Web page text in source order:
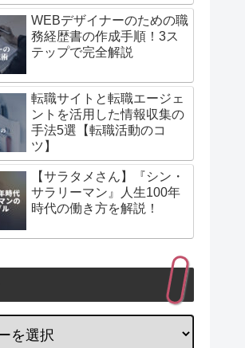
WEBデザイナーのための職
務経歴書の作成手順！3ス
テップで完全解説
転職サイトと転職エージェ
ントを活用した情報収集の
手法5選【転職活動のコ
ツ】
【サラタメさん】『シン・
サラリーマン』人生100年
時代の働き方を解説！